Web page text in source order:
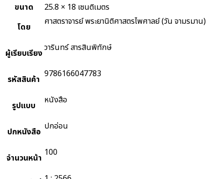
ขนาด
25.8 × 18 เซนติเมตร
โดย
ศาสตราจารย์ พระยานิติศาสตรไพศาลย์ (วัน จามรมาน)
ผู้เรียบเรียงวารินทร์ สารสินพิทักษ์
รหัสสินค้า 9786166047783
รูปแบบ หนังสือ
ปกหนังสือ ปกอ่อน
จำนวนหน้า 100